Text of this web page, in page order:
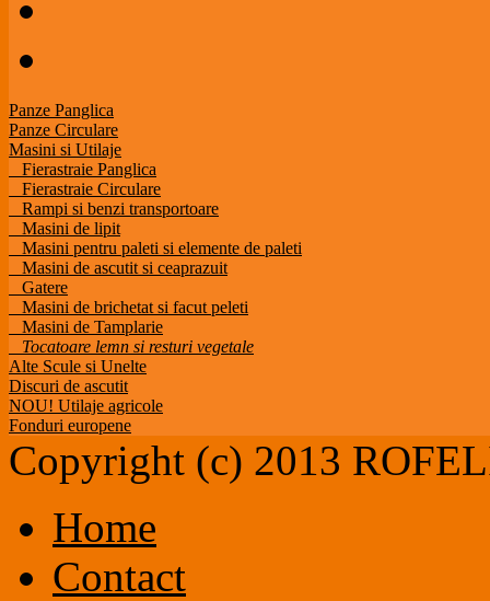
Panze Panglica
Panze Circulare
Masini si Utilaje
Fierastraie Panglica
Fierastraie Circulare
Rampi si benzi transportoare
Masini de lipit
Masini pentru paleti si elemente de paleti
Masini de ascutit si ceaprazuit
Gatere
Masini de brichetat si facut peleti
Masini de Tamplarie
Tocatoare lemn si resturi vegetale
Alte Scule si Unelte
Discuri de ascutit
NOU! Utilaje agricole
Fonduri europene
Copyright (c) 2013
Home
Contact